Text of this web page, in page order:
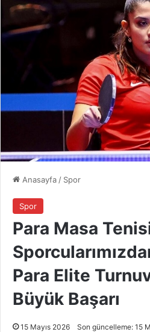
Anasayfa / Spor
Spor
Para Masa
Para Elite
Büyük Başarı
15 Mayıs 2026 Son güncelleme: 15